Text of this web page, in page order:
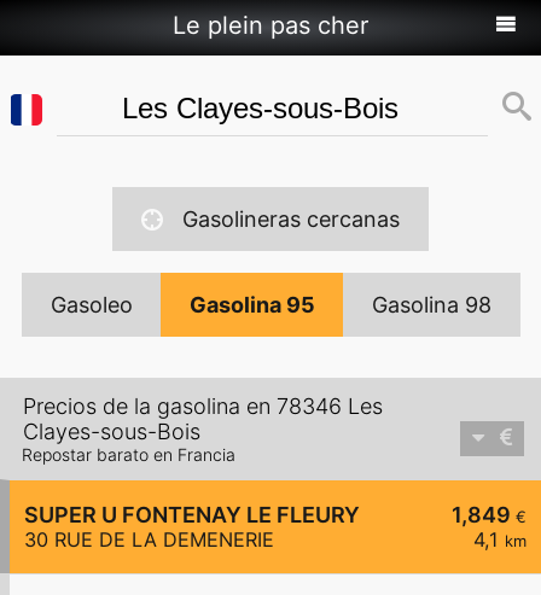
Le plein pas cher
Gasolineras cercanas
Gasoleo Gasolina 95 Gasolina 98
Precios de la gasolina en 78346 Les
Clayes-sous-Bois
Repostar barato en Francia
1,849 €
4,1 km
SUPER U FONTENAY LE FLEURY
30 RUE DE LA DEMENERIE